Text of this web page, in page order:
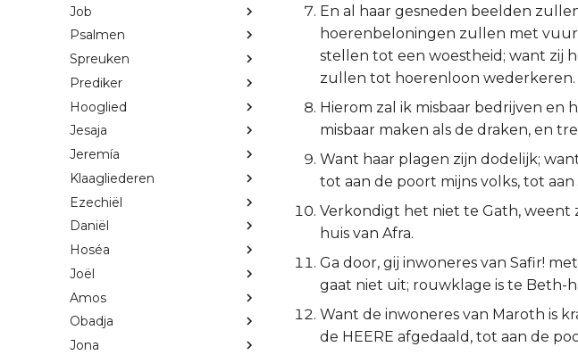
Job
Psalmen
Spreuken
Prediker
Hooglied
Jesaja
Jeremía
Klaagliederen
Ezechiël
Daniël
Hoséa
Joël
Amos
Obadja
Jona
En al haar gesneden beelden
hoerenbeloningen zullen met
stellen tot een woestheid; want zij
zullen tot hoerenloon wederkeren.
Hierom zal ik misbaar bedrijven en
misbaar maken als de draken, en
Want haar plagen zijn dodelijk;
tot aan de poort mijns volks, tot
Verkondigt het niet te Gath,
huis van Afra.
Ga door, gij inwoneres van Safir!
gaat niet uit; rouwklage is te Beth-
Want de inwoneres van Maroth is
de HEERE afgedaald, tot aan de